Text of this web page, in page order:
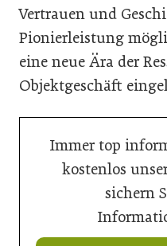
Vertrauen und
Pionierleistung
eine neue Ära der
Objektgeschäft
Immer top
kostenlos
sichern